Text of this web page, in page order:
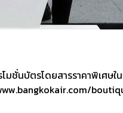
มชั่นบัตรโดยสารราคาพิเศษ